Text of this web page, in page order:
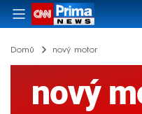
Domů nový motor
nový